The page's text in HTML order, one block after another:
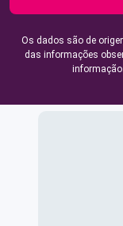
Os dados são de
das informações